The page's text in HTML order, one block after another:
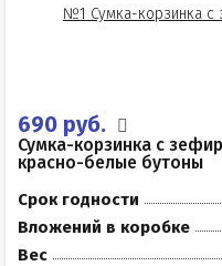
690 руб.
Сумка-корзинка с
красно-белые бутоны
Срок годности
Вложений в коробке
Вес